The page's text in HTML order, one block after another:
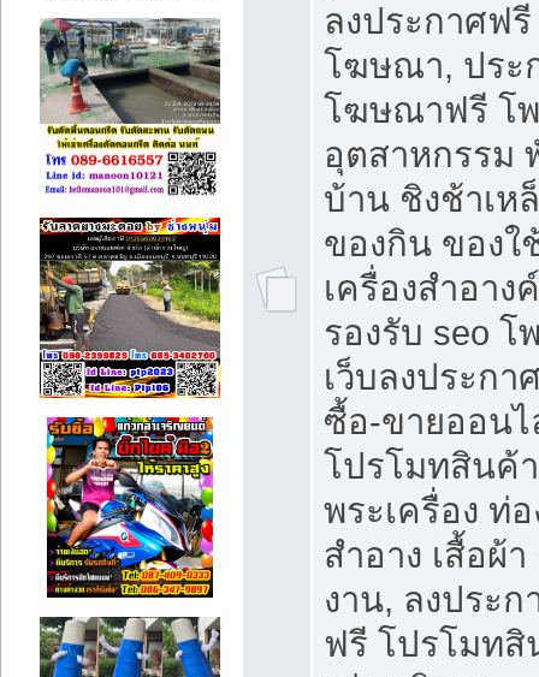
ลงประกาศฟ
โฆษณา, ประ
โฆษณาฟรี โ
อุตสาหกรรม
บ้าน ชิงช้าเห
ของกิน ของใ
เครื่องสำอา
รองรับ seo โ
เว็บลงประก
ซื้อ-ขายออน
โปรโมทสินค้
พระเครื่อง ท่อ
สำอาง เสื้อผ้
งาน, ลงประ
ฟรี โปรโมท